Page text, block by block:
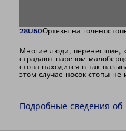
28U50Ортезы на
Многие люди, перенесшие,
страдают парезом
стопа находится в так
этом случае носок стопы
развивающуюся
Подробные сведения об